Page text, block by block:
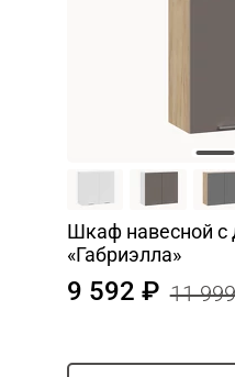
Шкаф навесной c
«Габриэлла»
9 592 11 999